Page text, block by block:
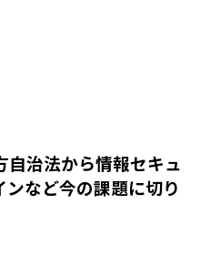
治法から情報セキュ
など今の課題に切り